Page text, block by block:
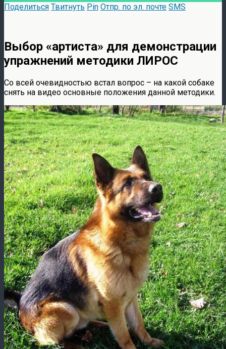
Поделиться Твитнуть Pin Отпр. по эл. почте SMS
Выбор «артиста» для демонстрации
упражнений методики ЛИРОС
Со всей очевидностью встал вопрос – на какой собаке
снять на видео основные положения данной методики.